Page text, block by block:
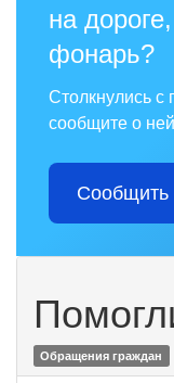
на
фонарь?
Столкнулись
сообщите о
Сообщить
Обращения граждан